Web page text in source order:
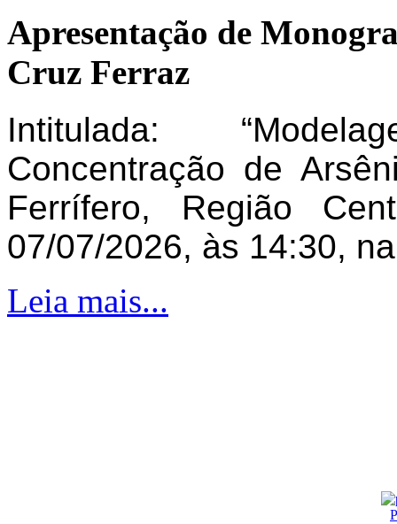
Apresentação de
Cruz Ferraz
Intitulada:
Concentração de
Ferrífero, Região
07/07/2026, às 14:30,
Leia mais...